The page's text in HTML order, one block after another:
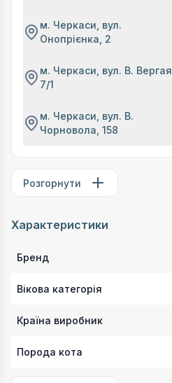
м. Черкаси, вул.
Онопрієнка, 2
м. Черкаси, вул. В. Вергая
7/1
м. Черкаси, вул. В.
Чорновола, 158
Розгорнути
Характеристики
Бренд
Вікова категорія
Країна виробник
Порода кота